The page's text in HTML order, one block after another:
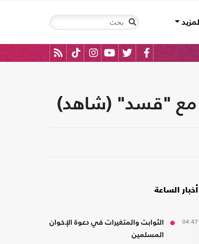
المزيد
مع "قسد" (شاهد)
أخبار الساعة
04:47
الثوابت والمتغيرات في دعوة الإخوان
المسلمين